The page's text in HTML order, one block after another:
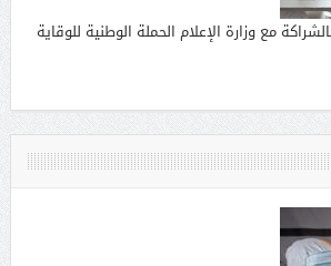
مع وزارة الإعلام الحملة الوطنية للوقاية